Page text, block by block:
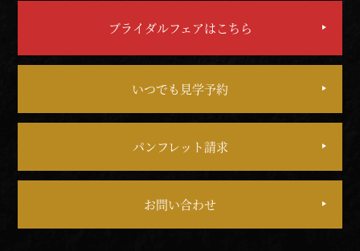
ブライダルフェアはこちら
いつでも見学予約
パンフレット請求
お問い合わせ